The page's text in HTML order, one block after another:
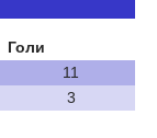
Голи
11
3